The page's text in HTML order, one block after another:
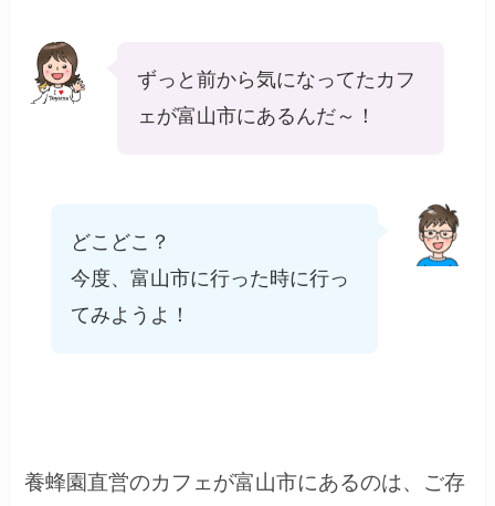
ずっと前から気になってたカフ
ェが富山市にあるんだ～！
どこどこ？
今度、富山市に行った時に行っ
てみようよ！
養蜂園直営のカフェが富山市にあるのは、ご存